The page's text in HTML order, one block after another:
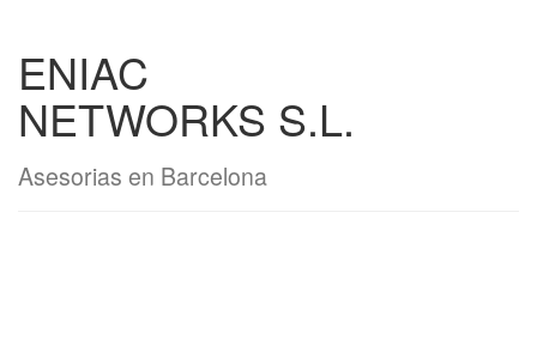
ENIAC
NETWORKS S.L.
Asesorias en Barcelona